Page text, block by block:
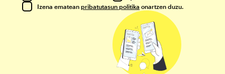
Izena ematean pribatutasun politika onartzen duzu.